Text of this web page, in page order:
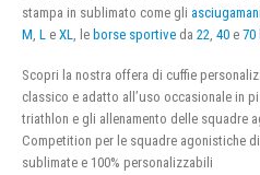
stampa in sublimato come gli asciugamani
M L e XL , le borse sportive da 22 40 e 70
Scopri la nostra offera di cuffie
classico e adatto all’uso occasionale in
triathlon e gli allenamento delle squadre
Competition per le squadre agonistiche
sublimate e 100% personalizzabili